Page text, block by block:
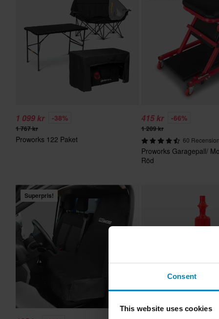
Consent
This website uses cookies
1 099 kr -38%
1 767 kr
Proworks 122 Paket
415 kr -66%
1 209 kr
60
Proworks Garagepall/
Röd
Superpris!